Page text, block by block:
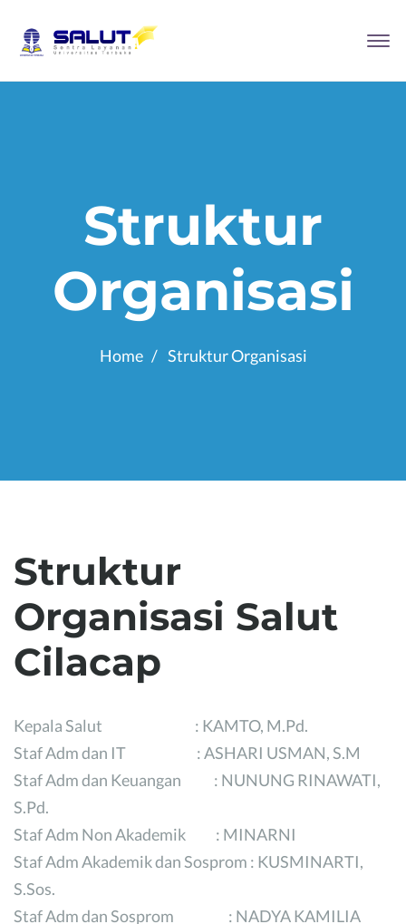
Struktur
Organisasi
Home Struktur Organisasi
Struktur
Organisasi Salut
Cilacap
Kepala Salut : KAMTO, M.Pd.
Staf Adm dan IT : ASHARI USMAN, S.M
Staf Adm dan Keuangan : NUNUNG RINAWATI,
S.Pd.
Staf Adm Non Akademik : MINARNI
Staf Adm Akademik dan Sosprom : KUSMINARTI,
S.Sos.
Staf Adm dan Sosprom : NADYA KAMILIA